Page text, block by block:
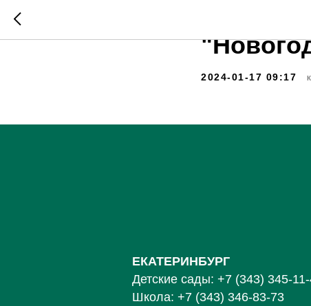
2024-01-17 09:17
ЕКАТЕРИНБУРГ
Детские сады: +7 (343) 345-
Школа: +7 (343) 346-83-73